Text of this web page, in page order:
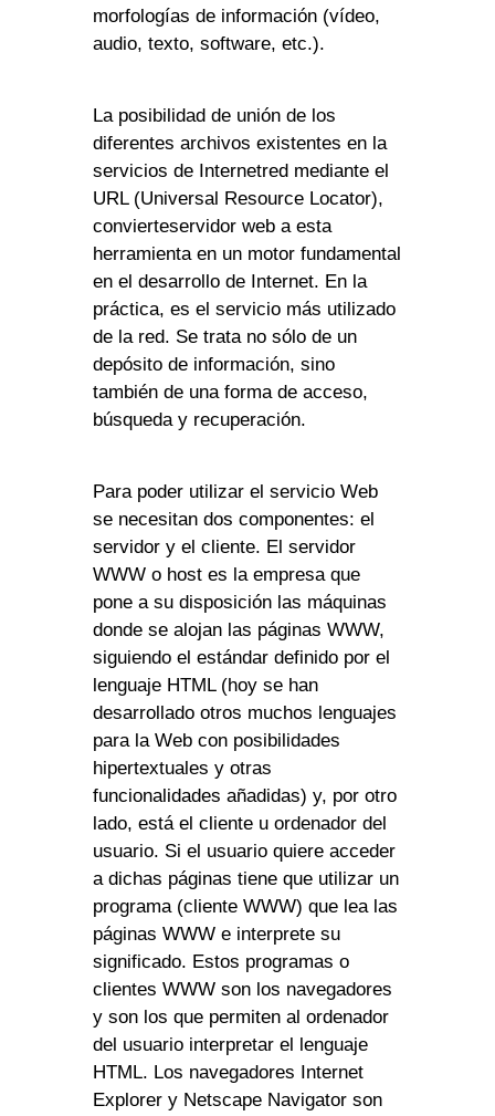
morfologías de información (vídeo,
audio, texto, software, etc.).
La posibilidad de unión de los
diferentes archivos existentes en la
servicios de Internetred mediante el
URL (Universal Resource Locator),
convierteservidor web a esta
herramienta en un motor fundamental
en el desarrollo de Internet. En la
práctica, es el servicio más utilizado
de la red. Se trata no sólo de un
depósito de información, sino
también de una forma de acceso,
búsqueda y recuperación.
Para poder utilizar el servicio Web
se necesitan dos componentes: el
servidor y el cliente. El servidor
WWW o host es la empresa que
pone a su disposición las máquinas
donde se alojan las páginas WWW,
siguiendo el estándar definido por el
lenguaje HTML (hoy se han
desarrollado otros muchos lenguajes
para la Web con posibilidades
hipertextuales y otras
funcionalidades añadidas) y, por otro
lado, está el cliente u ordenador del
usuario. Si el usuario quiere acceder
a dichas páginas tiene que utilizar un
programa (cliente WWW) que lea las
páginas WWW e interprete su
significado. Estos programas o
clientes WWW son los navegadores
y son los que permiten al ordenador
del usuario interpretar el lenguaje
HTML. Los navegadores Internet
Explorer y Netscape Navigator son